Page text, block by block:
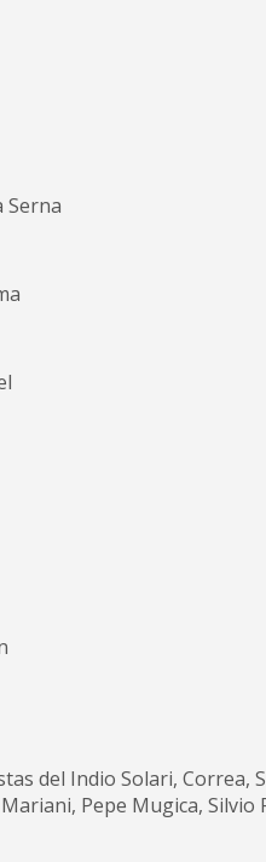
Serna
del Indio Solari, Correa,
Pepe Mugica,